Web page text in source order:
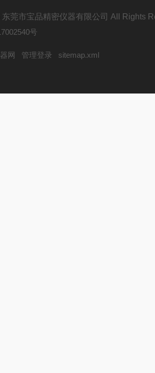
莞市宝品精密仪器有限公司 All Rights
号
网 管理登录 sitemap.xml